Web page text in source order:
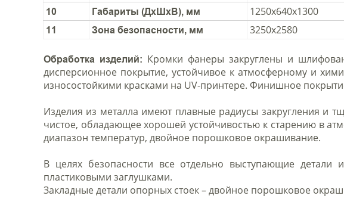
10 Габариты (ДхШхВ), мм 1250х640х1300
11 Зона безопасности, мм 3250х2580
Обработка изделий: Кромки фанеры закруглены и
дисперсионное покрытие, устойчивое к атмосферному и
износостойкими красками на UV-принтере. Финишное
Изделия из металла имеют плавные радиусы закругления и
чистое, обладающее хорошей устойчивостью к старению в
диапазон температур, двойное порошковое окрашивание.
В целях безопасности все отдельно выступающие
пластиковыми заглушками.
Закладные детали опорных стоек – двойное порошковое